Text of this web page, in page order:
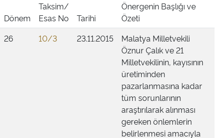
Dönem
Taksim/
Esas No
Tarihi
Önergenin Başlığı ve
Özeti
26
10/3 23.11.2015
Malatya Milletvekili
Öznur Çalık ve 21
Milletvekilinin, kayısının
üretiminden
pazarlanmasına kadar
tüm sorunlarının
araştırılarak alınması
gereken önlemlerin
belirlenmesi amacıyla